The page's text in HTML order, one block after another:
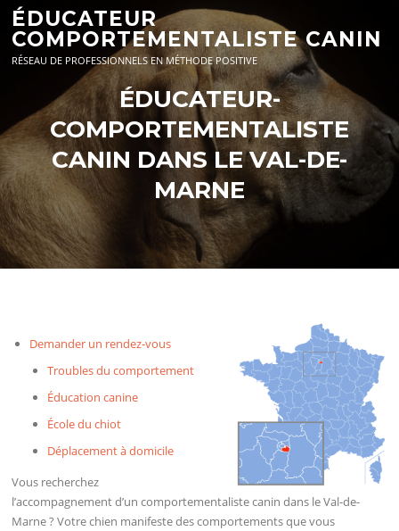
Aller
contenu
ÉDUCATEUR
COMPORTEMENTALISTE CANIN
RÉSEAU DE PROFESSIONNELS EN MÉTHODE POSITIVE
ÉDUCATEUR-
COMPORTEMENTALISTE
CANIN DANS LE VAL-DE-
MARNE
Demander un rendez-vous
Troubles du comportement
Éducation canine
École du chiot
Déplacement à domicile
Vous recherchez
l’accompagnement d’un comportementaliste canin dans le Val-de-
Marne ? Votre chien manifeste des comportements que vous